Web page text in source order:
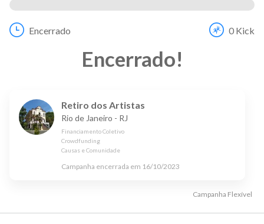
Encerrado 0 Kick
Encerrado!
Retiro dos Artistas
Rio de Janeiro - RJ
Financiamento Coletivo
Crowdfunding
Causas e Comunidade
Campanha encerrada em 16/10/2023
Campanha Flexível